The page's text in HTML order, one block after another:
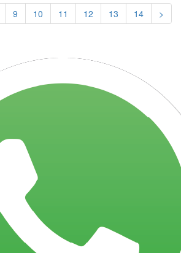
9 10 11 12 13 14 >